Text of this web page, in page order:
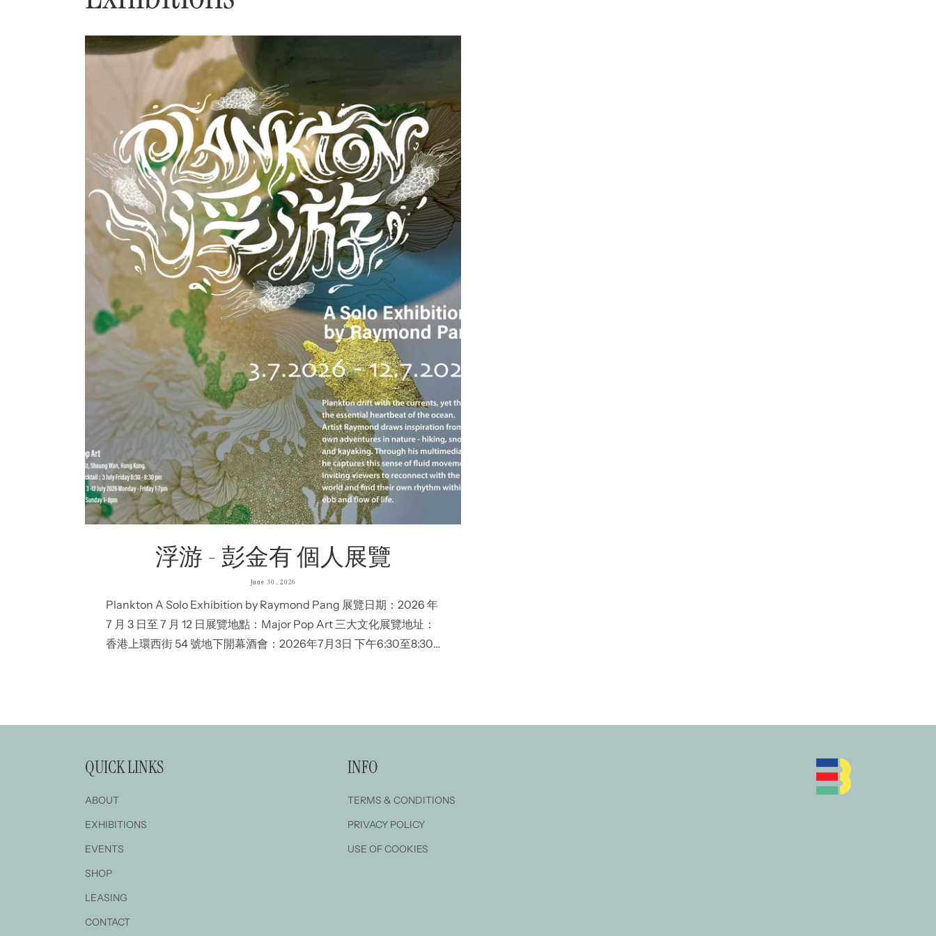
浮游 - 彭金有 個人展覽
June 30, 2026
Plankton A Solo Exhibition by Raymond Pang 展覽日期：2026 年
7 月 3 日至 7 月 12 日展覽地點：Major Pop Art 三大文化展覽地址：
香港上環西街 54 號地下開幕酒會：2026年7月3日 下午6:30至8:30
QUICK LINKS
ABOUT
EXHIBITIONS
EVENTS
SHOP
LEASING
CONTACT
INFO
TERMS & CONDITIONS
PRIVACY POLICY
USE OF COOKIES